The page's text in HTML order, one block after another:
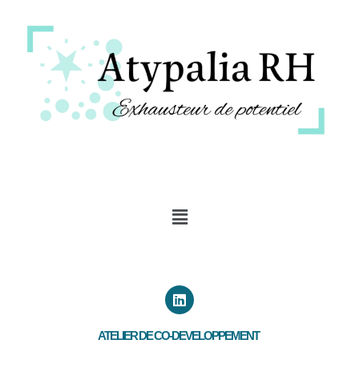
ATELIER DE CO-DEVELOPPEMENT